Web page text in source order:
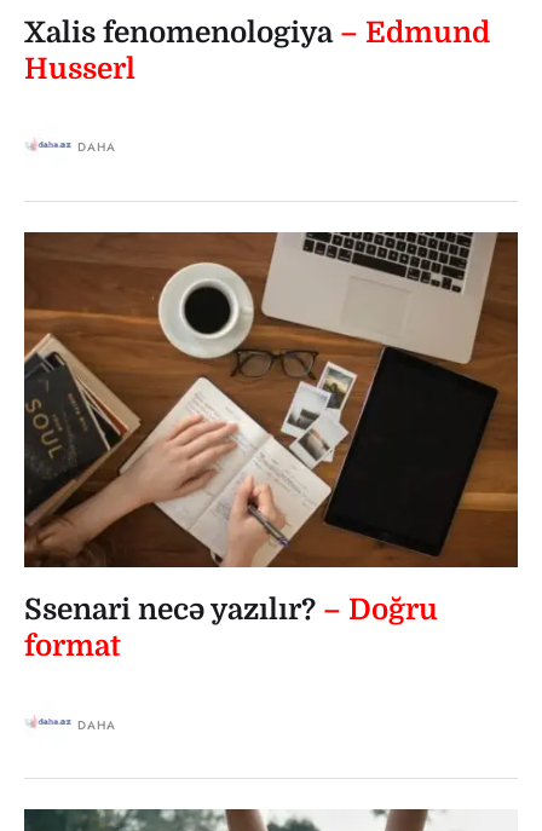
Xalis fenomenologiya – Edmund
Husserl
DAHA
Ssenari necə yazılır? – Doğru
format
DAHA